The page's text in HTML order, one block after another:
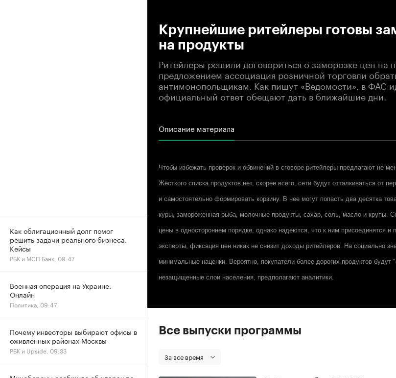
Крупнейшие ритейлеры готовы
на продукты
Ритейлеры решили договориться о заморозке цен на
предложением ассоциация розничной торговли
антимонопольщикам. Как пишут «Ведомости», в ФАС
официальный ответ обещают дать в ближайшие дни.
Описание материала
Чтобы избежать проверок и обвинений в сговоре ритейлеры предлагают не
Жёсткого списка продуктов нет, скорее всего, сети будут отталкиваться от
и самостоятельно формировать корзину. В нее могут попасть два десятка
куры, замороженная рыба, молочные продукты, сахар, соль, масло и крупы.
цены в одностороннем порядке, однако надеются, что к ним присоединятся и
эксперты, фиксация цен никак не снизит доходы ритейлеров. На социально
минимальные наценки. Вероятно, покупатели более дорогих продуктов будут
незащищенные слои населения, предполагают аналитики.
Все выпуски программы
За все время
Как облигационный долг помог
решить задачи реального бизнеса.
Кейсы
РБК и МСП Банк, 09:47
Военная операция на Украине.
Онлайн
Политика, 09:47
Почему инвесторы выбирают офисы в
оживленных районах Москвы
РБК и Upside, 09:33